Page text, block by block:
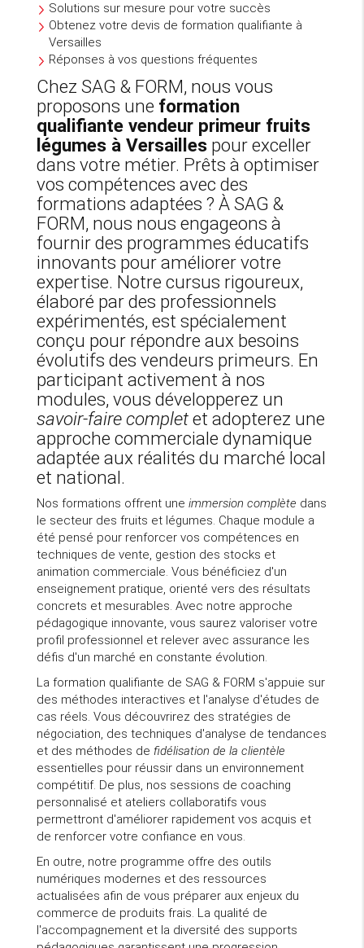
Solutions sur mesure pour votre succès
Obtenez votre devis de formation qualifiante à
Versailles
Réponses à vos questions fréquentes
Chez SAG & FORM, nous vous
proposons une formation
qualifiante vendeur primeur fruits
légumes à Versaillespour exceller
dans votre métier. Prêts à optimiser
vos compétences avec des
formations adaptées ? À SAG &
FORM, nous nous engageons à
fournir des programmes éducatifs
innovants pour améliorer votre
expertise. Notre cursus rigoureux,
élaboré par des professionnels
expérimentés, est spécialement
conçu pour répondre aux besoins
évolutifs des vendeurs primeurs. En
participant activement à nos
modules, vous développerez un
savoir-faire completet adopterez une
approche commerciale dynamique
adaptée aux réalités du marché local
et national.
Nos formations offrent une immersion complète dans
le secteur des fruits et légumes. Chaque module a
été pensé pour renforcer vos compétences en
techniques de vente, gestion des stocks et
animation commerciale. Vous bénéficiez d'un
enseignement pratique, orienté vers des résultats
concrets et mesurables. Avec notre approche
pédagogique innovante, vous saurez valoriser votre
profil professionnel et relever avec assurance les
défis d'un marché en constante évolution.
La formation qualifiante de SAG & FORM s'appuie sur
des méthodes interactives et l'analyse d'études de
cas réels. Vous découvrirez des stratégies de
négociation, des techniques d'analyse de tendances
et des méthodes de fidélisation de la clientèle
essentielles pour réussir dans un environnement
compétitif. De plus, nos sessions de coaching
personnalisé et ateliers collaboratifs vous
permettront d'améliorer rapidement vos acquis et
de renforcer votre confiance en vous.
En outre, notre programme offre des outils
numériques modernes et des ressources
actualisées afin de vous préparer aux enjeux du
commerce de produits frais. La qualité de
l'accompagnement et la diversité des supports